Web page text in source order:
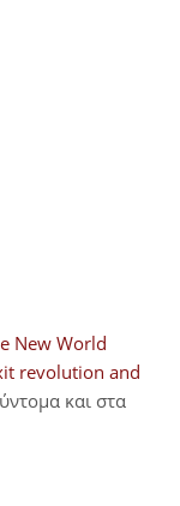
New World
revolution and
και στα